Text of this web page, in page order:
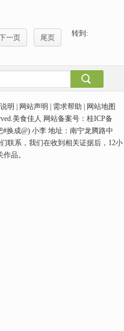
一页 尾页 转到:
明 | 网站声明 | 需求帮助 | 网站地图
美食佳人 网站备案号：桂ICP备
#换成@) 小李 地址：南宁龙腾路中
联系，我们在收到相关证据后，12小
品。